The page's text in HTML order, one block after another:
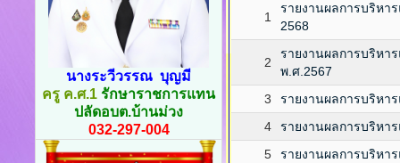
1
รายงานผลการบริห
2568
2
รายงานผลการบริห
พ.ศ.2567
3
รายงานผลการบริหา
4
รายงานผลการบริหา
5
รายงานผลการบริหา
นางระวีวรรณ บุญมี
ครู ค.ศ.1 รักษาราชการแทน
ปลัดอบต.บ้านม่วง
032-297-004